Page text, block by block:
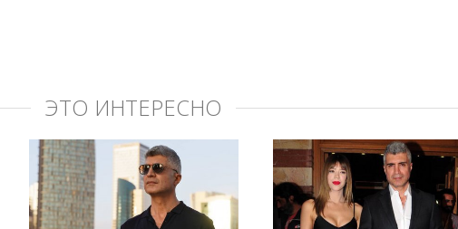
ЭТО ИНТЕРЕСНО